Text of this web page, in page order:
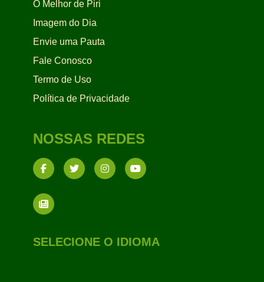
O Melhor de Piri
Imagem do Dia
Envie uma Pauta
Fale Conosco
Termo de Uso
Política de Privacidade
NOSSAS REDES
SELECIONE O IDIOMA